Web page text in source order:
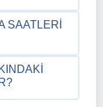
SAATLERI